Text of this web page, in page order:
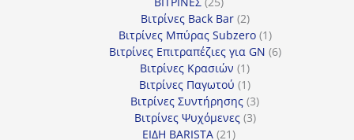
προϊόντα
Βιτρίνες Back Bar 22
προϊόντα
Βιτρίνες Mπύρας Subzero 11
προϊόν
Βιτρίνες Επιτραπέζιες για GN 66
Βιτρίνες Κρασιών 11
προϊόν
Βιτρίνες Παγωτού 11
προϊόν
Βιτρίνες Συντήρησης 33
προϊόντα
Βιτρίνες Ψυχόμενες 33
ΕΙΔΗ BARISTA 2121